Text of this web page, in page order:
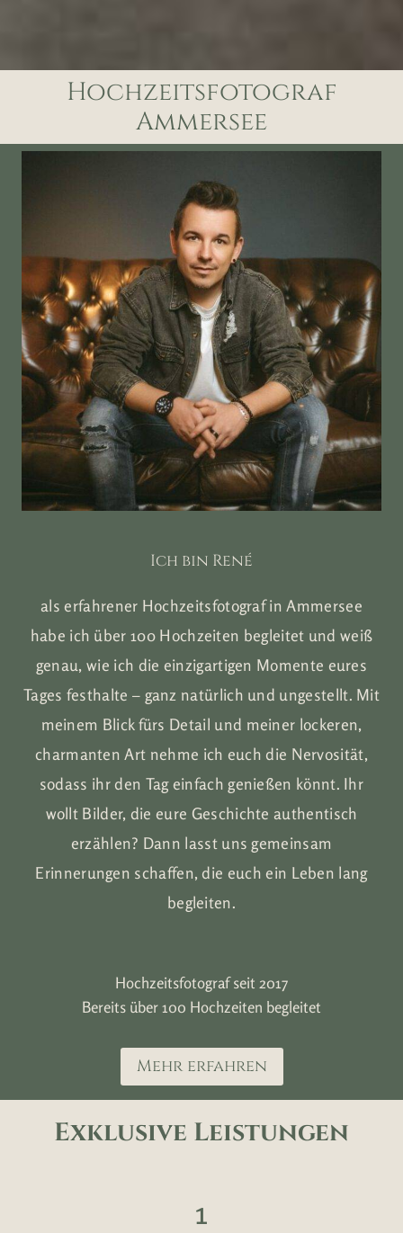
Hochzeitsfotograf
Ammersee
Ich bin René
als erfahrener Hochzeitsfotograf in Ammersee
habe ich über 100 Hochzeiten begleitet und weiß
genau, wie ich die einzigartigen Momente eures
Tages festhalte – ganz natürlich und ungestellt. Mit
meinem Blick fürs Detail und meiner lockeren,
charmanten Art nehme ich euch die Nervosität,
sodass ihr den Tag einfach genießen könnt. Ihr
wollt Bilder, die eure Geschichte authentisch
erzählen? Dann lasst uns gemeinsam
Erinnerungen schaffen, die euch ein Leben lang
begleiten.
Hochzeitsfotograf seit 2017
Bereits über 100 Hochzeiten begleitet
Mehr erfahren
Exklusive Leistungen
1